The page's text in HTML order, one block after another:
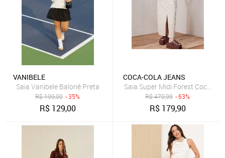
VANIBELE
Saia Vanibele Balonê Preta
R$199,00 - 35%
R$ 129,00
COCA-COLA JEANS
Saia Super Midi Forest Coca-
R$479,99 - 63%
R$ 179,90